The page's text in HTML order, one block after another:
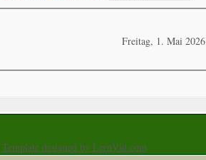
Freitag, 1. Mai 2026
Template designed by LernVid.com